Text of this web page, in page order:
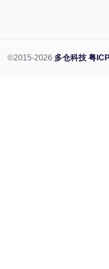
©2015-2026 多仓科技 粤